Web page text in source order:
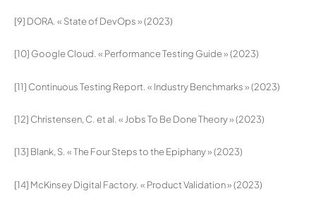
[9] DORA. « State of DevOps » (2023)
[10] Google Cloud. « Performance Testing Guide » (2023)
[11] Continuous Testing Report. « Industry Benchmarks » (2023)
[12] Christensen, C. et al. « Jobs To Be Done Theory » (2023)
[13] Blank, S. « The Four Steps to the Epiphany » (2023)
[14] McKinsey Digital Factory. « Product Validation » (2023)